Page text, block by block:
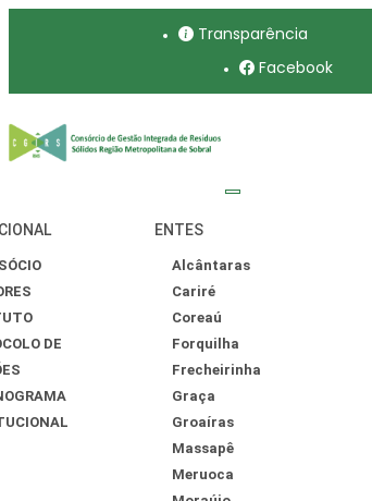
Transparência
Facebook
DE
ENTES
Alcântaras
Cariré
Coreaú
Forquilha
Frecheirinha
Graça
Groaíras
Massapê
Meruoca